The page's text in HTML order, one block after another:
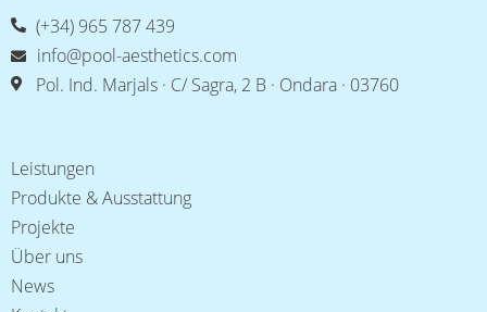
(+34) 965 787 439
info@pool-aesthetics.com
Pol. Ind. Marjals · C/ Sagra, 2 B · Ondara · 03760
Leistungen
Produkte & Ausstattung
Projekte
Über uns
News